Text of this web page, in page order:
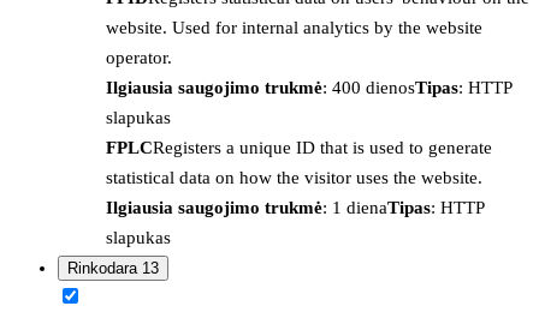
website. Used for internal analytics by the website
operator.
Ilgiausia saugojimo trukmė: 400 dienosTipas: HTTP
slapukas
FPLCRegisters a unique ID that is used to generate
statistical data on how the visitor uses the website.
Ilgiausia saugojimo trukmė: 1 dienaTipas: HTTP
slapukas
Rinkodara 13